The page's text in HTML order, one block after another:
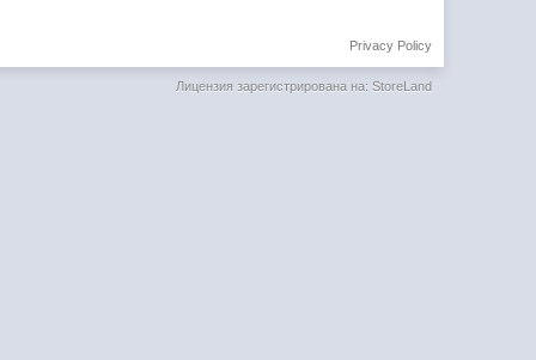
Privacy Policy
Лицензия зарегистрирована на: StoreLand